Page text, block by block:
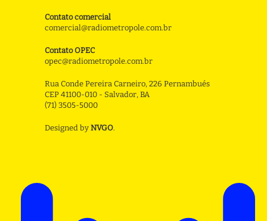
Contato comercial
comercial@radiometropole.com.br
Contato OPEC
opec@radiometropole.com.br
Rua Conde Pereira Carneiro, 226 Pernambués
CEP 41100-010 - Salvador, BA
(71) 3505-5000
Designed by NVGO.